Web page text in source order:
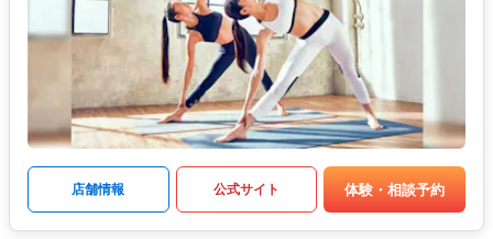
店舗情報 公式サイト 体験・相談予約